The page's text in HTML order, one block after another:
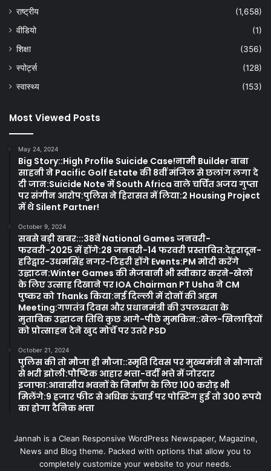
राष्ट्रीय
(1,658)
वीडियो
(1)
शिक्षा
(356)
स्पोर्ट्स
(128)
स्वास्थ्य
(153)
Most Viewed Posts
May 24, 2024
Big Story::High Profile Suicide Case!नामी Builder बाबा
साहनी ने Pacific Golf Estate की 8वीं मंजिल से छलांग लगा दे
दी जान:Suicide Note में South Africa वाले चर्चित अजय गुप्ता
पर संगीन आरोप:पुलिस ने हिरासत में लिया:2 Housing Project
में थे Silent Partner!
October 9, 2024
सबसे बड़ी खबर:::38वें National Games जनवरी-
फरवरी-2025 में होंगे:28 जनवरी-14 फरवरी प्रस्तावित:देहरादून-
हरिद्वार-उधमसिंह नगर-टिहरी होंगे Events:PM मोदी करेंगे
उद्घाटन:Winter Games की मेजबानी भी स्वीकार करने-खेलों
के लिए उत्साह दिखाने पर IOA Chairman PT Usha ने CM
पुष्कर को Thanks किया:नई दिल्ली में दोनों की अहम
Meeting:गणतंत्र दिवस और प्रधानमंत्री की उपलब्धता के
मुताबिक उद्घाटन तिथि कुछ आगे-पीछे मुमकिन::खेल-खिलाड़ियों
को प्रोत्साहन देने खुद मोर्चे पर उतरे PSD
October 21, 2024
पुलिस की तो मौजा ही मौजा::स्मृति दिवस पर मुख्यमंत्री ने सौगातों
से भरी झोली:पौष्टिक आहार भत्ता-वर्दी भत्ते में जोरदार
इजाफा:आवासीय भवनों के निर्माण के लिए 100 करोड़ भी
मिलेंगे:9 हजार फीट से अधिक ऊंचाई पर पोस्टिंग हुई तो 300 रूपये
का होगा दैनिक भत्ता
Jannah is a Clean Responsive WordPress Newspaper, Magazine,
News and Blog theme. Packed with options that allow you to
completely customize your website to your needs.